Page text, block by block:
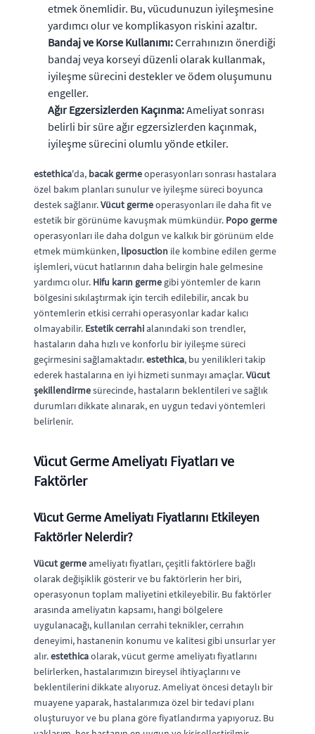
etmek önemlidir. Bu, vücudunuzun iyileşmesine
yardımcı olur ve komplikasyon riskini azaltır.
Bandaj ve Korse Kullanımı:Cerrahınızın önerdiği
bandaj veya korseyi düzenli olarak kullanmak,
iyileşme sürecini destekler ve ödem oluşumunu
engeller.
Ağır Egzersizlerden Kaçınma:Ameliyat sonrası
belirli bir süre ağır egzersizlerden kaçınmak,
iyileşme sürecini olumlu yönde etkiler.
estethica'da, bacak germeoperasyonları sonrası hastalara
özel bakım planları sunulur ve iyileşme süreci boyunca
destek sağlanır.Vücut germeoperasyonları ile daha fit ve
estetik bir görünüme kavuşmak mümkündür. Popo germe
operasyonları ile daha dolgun ve kalkık bir görünüm elde
etmek mümkünken, liposuction ile kombine edilen germe
işlemleri, vücut hatlarının daha belirgin hale gelmesine
yardımcı olur. Hifu karın germe gibi yöntemler de karın
bölgesini sıkılaştırmak için tercih edilebilir, ancak bu
yöntemlerin etkisi cerrahi operasyonlar kadar kalıcı
olmayabilir. Estetik cerrahialanındaki son trendler,
hastaların daha hızlı ve konforlu bir iyileşme süreci
geçirmesini sağlamaktadır.estethica, bu yenilikleri takip
ederek hastalarına en iyi hizmeti sunmayı amaçlar.Vücut
şekillendirmesürecinde, hastaların beklentileri ve sağlık
durumları dikkate alınarak, en uygun tedavi yöntemleri
belirlenir.
Vücut Germe Ameliyatı Fiyatları ve
Faktörler
Vücut Germe Ameliyatı Fiyatlarını Etkileyen
Faktörler Nelerdir?
Vücut germeameliyatı fiyatları, çeşitli faktörlere bağlı
olarak değişiklik gösterir ve bu faktörlerin her biri,
operasyonun toplam maliyetini etkileyebilir. Bu faktörler
arasında ameliyatın kapsamı, hangi bölgelere
uygulanacağı, kullanılan cerrahi teknikler, cerrahın
deneyimi, hastanenin konumu ve kalitesi gibi unsurlar yer
alır.estethicaolarak, vücut germe ameliyatı fiyatlarını
belirlerken, hastalarımızın bireysel ihtiyaçlarını ve
beklentilerini dikkate alıyoruz. Ameliyat öncesi detaylı bir
muayene yaparak, hastalarımıza özel bir tedavi planı
oluşturuyor ve bu plana göre fiyatlandırma yapıyoruz. Bu